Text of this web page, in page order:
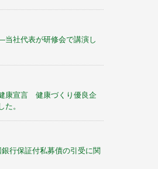
当社代表が研修会で講演し
康宣言 健康づくり優良企
。
行保証付私募債の引受に関